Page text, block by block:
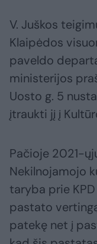
V. Juškos
Klaipėdos
paveldo
ministerijos
Uosto g. 5
įtraukti jį į
Pačioje 2021-
Nekilnojamojo
taryba prie
pastato
patekę net į